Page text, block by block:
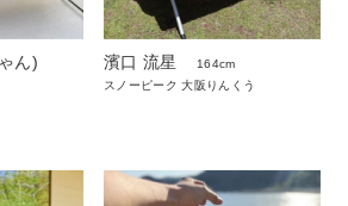
ん) 濱口 流星
164cm
スノーピーク 大阪りんくう